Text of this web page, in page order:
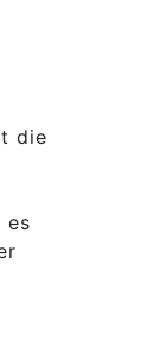
die
es